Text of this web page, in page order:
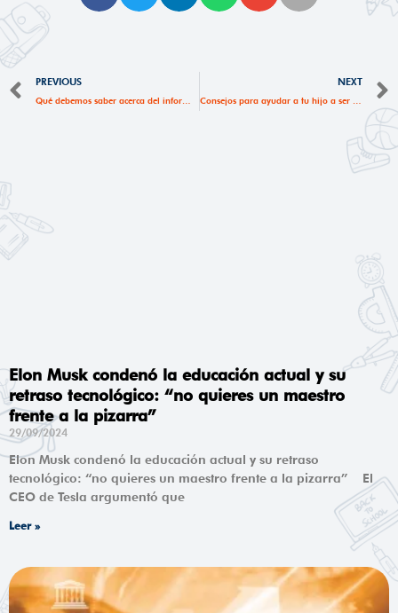
Ant
PREVIOUS NEXT
Elon Musk condenó la educación actual y su
retraso tecnológico: “no quieres un maestro
frente a la pizarra”
29/09/2024
Elon Musk condenó la educación actual y su retraso
tecnológico: “no quieres un maestro frente a la pizarra” El
CEO de Tesla argumentó que
Leer »